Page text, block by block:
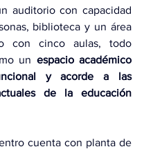
auditorio con capacidad
biblioteca y un área
con cinco aulas, todo
un espacio académico
y acorde a las
de la educación
cuenta con planta de